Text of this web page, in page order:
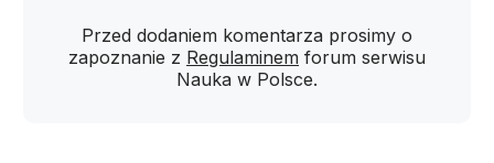
Przed dodaniem komentarza prosimy o
zapoznanie z Regulaminem forum serwisu
Nauka w Polsce.